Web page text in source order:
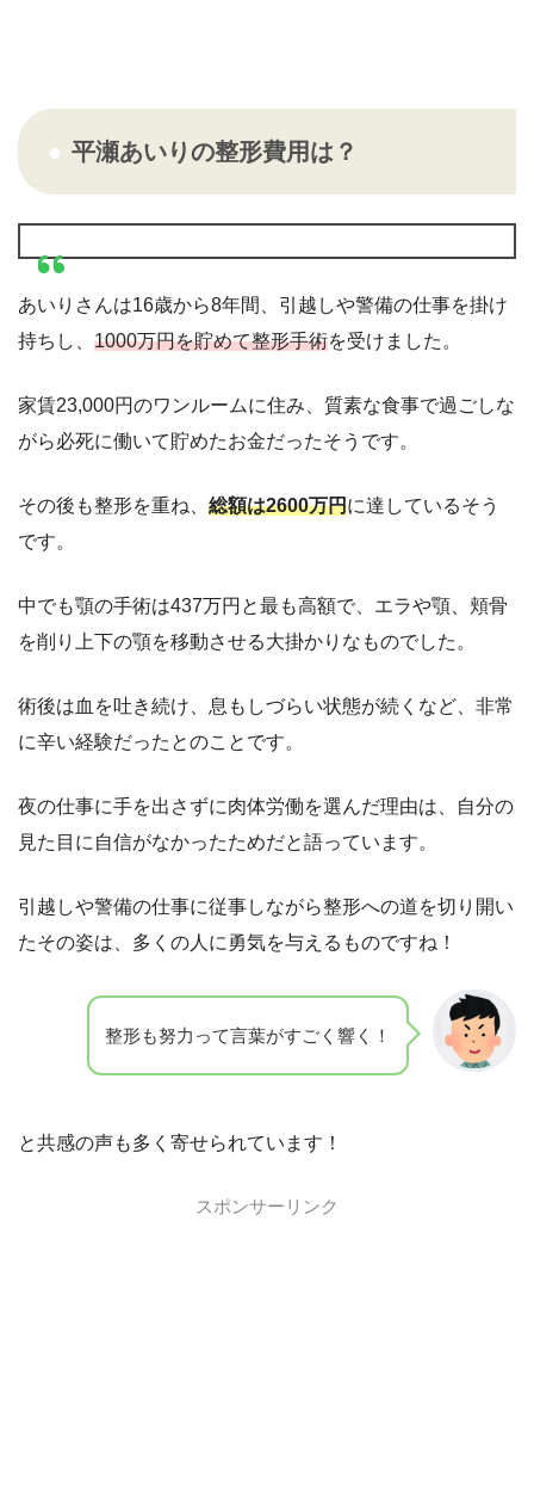
平瀬あいりの整形費用は？
あいりさんは16歳から8年間、引越しや警備の仕事を掛け
持ちし、 1000万円を貯めて整形手術を受けました。
家賃23,000円のワンルームに住み、質素な食事で過ごしな
がら必死に働いて貯めたお金だったそうです。
その後も整形を重ね、 総額は2600万円に達しているそう
です。
中でも顎の手術は437万円と最も高額で、エラや顎、頬骨
を削り上下の顎を移動させる大掛かりなものでした。
術後は血を吐き続け、息もしづらい状態が続くなど、非常
に辛い経験だったとのことです。
夜の仕事に手を出さずに肉体労働を選んだ理由は、自分の
見た目に自信がなかったためだと語っています。
引越しや警備の仕事に従事しながら整形への道を切り開い
たその姿は、多くの人に勇気を与えるものですね！
整形も努力って言葉がすごく響く！
と共感の声も多く寄せられています！
スポンサーリンク